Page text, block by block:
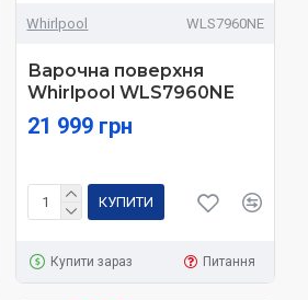
Whirlpool WLS7960NE
Варочна поверхня
Whirlpool WLS7960NE
21 999 грн
КУПИТИ
Купити зараз Питання